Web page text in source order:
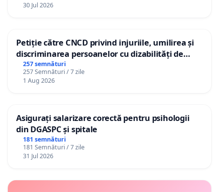
30 Jul 2026
Petiție către CNCD privind injuriile, umilirea și
discriminarea persoanelor cu dizabilități de
către utilizatorul TikTok „Gorici”
257 semnături
257 Semnături / 7 zile
1 Aug 2026
Asigurați salarizare corectă pentru psihologii
din DGASPC și spitale
181 semnături
181 Semnături / 7 zile
31 Jul 2026